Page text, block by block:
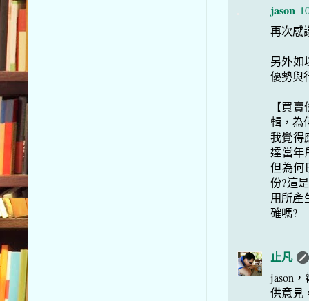
jason
再次感
另外如
優勢與
【買
輯，為
我覺得
達當年
但為何
份?這
用所產
確嗎?
止凡
jason
供意見